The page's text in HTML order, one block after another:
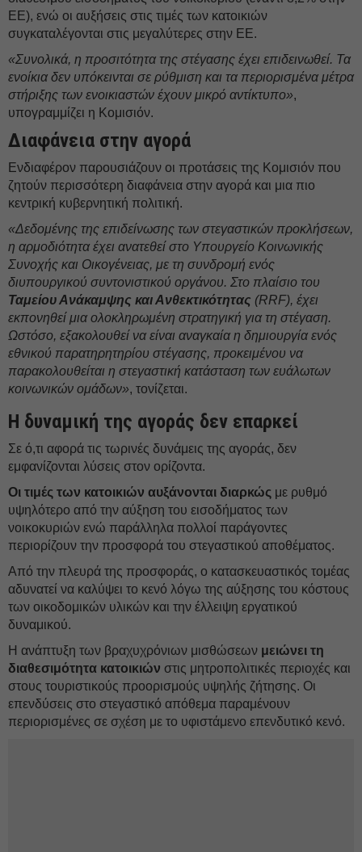
ΕΕ), ενώ οι αυξήσεις στις τιμές των κατοικιών
συγκαταλέγονται στις μεγαλύτερες στην ΕΕ.
«Συνολικά, η προσιτότητα της στέγασης έχει επιδεινωθεί. Τα
ενοίκια δεν υπόκεινται σε ρύθμιση και τα περιορισμένα μέτρα
στήριξης των ενοικιαστών έχουν μικρό αντίκτυπο»,
υπογραμμίζει η Κομισιόν.
Διαφάνεια στην αγορά
Ενδιαφέρον παρουσιάζουν οι προτάσεις της Κομισιόν που
ζητούν περισσότερη διαφάνεια στην αγορά και μια πιο
κεντρική κυβερνητική πολιτική.
«Δεδομένης της επιδείνωσης των στεγαστικών προκλήσεων,
η αρμοδιότητα έχει ανατεθεί στο Υπουργείο Κοινωνικής
Συνοχής και Οικογένειας, με τη συνδρομή ενός
διυπουργικού συντονιστικού οργάνου. Στο πλαίσιο του
Ταμείου Ανάκαμψης και Ανθεκτικότητας (RRF), έχει
εκπονηθεί μια ολοκληρωμένη στρατηγική για τη στέγαση.
Ωστόσο, εξακολουθεί να είναι αναγκαία η δημιουργία ενός
εθνικού παρατηρητηρίου στέγασης, προκειμένου να
παρακολουθείται η στεγαστική κατάσταση των ευάλωτων
κοινωνικών ομάδων», τονίζεται.
Η δυναμική της αγοράς δεν επαρκεί
Σε ό,τι αφορά τις τωρινές δυνάμεις της αγοράς, δεν
εμφανίζονται λύσεις στον ορίζοντα.
Οι τιμές των κατοικιών αυξάνονται διαρκώς με ρυθμό
υψηλότερο από την αύξηση του εισοδήματος των
νοικοκυριών ενώ παράλληλα πολλοί παράγοντες
περιορίζουν την προσφορά του στεγαστικού αποθέματος.
Από την πλευρά της προσφοράς, ο κατασκευαστικός τομέας
αδυνατεί να καλύψει το κενό λόγω της αύξησης του κόστους
των οικοδομικών υλικών και την έλλειψη εργατικού
δυναμικού.
Η ανάπτυξη των βραχυχρόνιων μισθώσεων μειώνει τη
διαθεσιμότητα κατοικιών στις μητροπολιτικές περιοχές και
στους τουριστικούς προορισμούς υψηλής ζήτησης. Οι
επενδύσεις στο στεγαστικό απόθεμα παραμένουν
περιορισμένες σε σχέση με το υφιστάμενο επενδυτικό κενό.